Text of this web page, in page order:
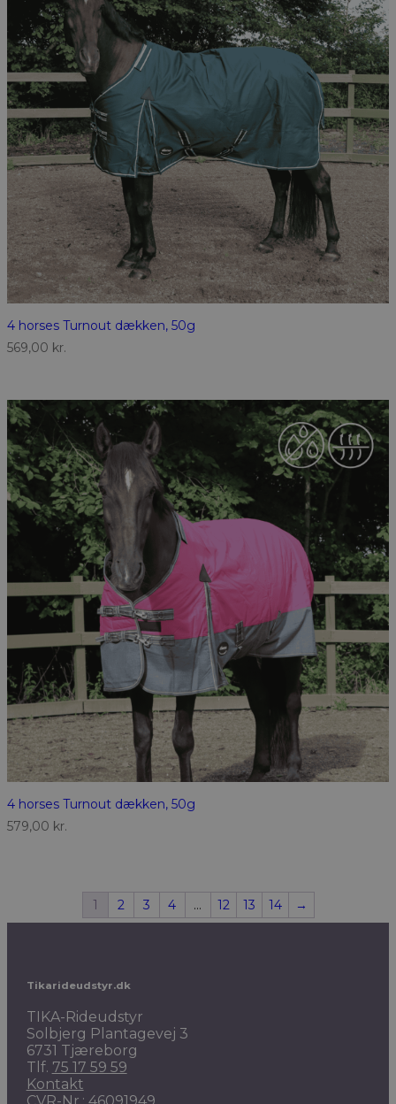
4 horses Turnout dækken, 50g
569,00 kr.
4 horses Turnout dækken, 50g
579,00 kr.
1 2 3 4 … 12 13 14 →
Tikarideudstyr.dk
TIKA-Rideudstyr
Solbjerg Plantagevej 3
6731 Tjæreborg
Tlf. 75 17 59 59
Kontakt